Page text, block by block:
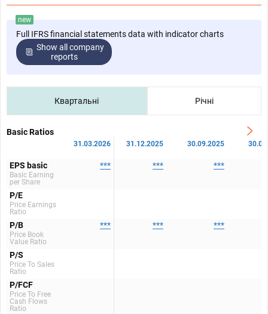
new
Full IFRS financial statements data with indicator charts
Show all company
reports
Квартальні Річні
Basic Ratios
31.03.2026 31.12.2025 30.09.2025
EPS basic
Basic Earning
per Share
*** *** ***
P/E
Price Earnings
Ratio
P/B
Price Book
Value Ratio
*** *** ***
P/S
Price To Sales
Ratio
P/FCF
Price To Free
Cash Flows
Ratio